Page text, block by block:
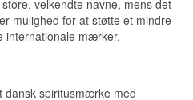
velkendte navne, mens det
mulighed for at støtte et mindre
internationale mærker.
dansk spiritusmærke med